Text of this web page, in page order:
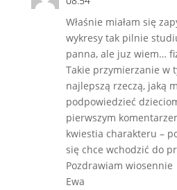
Właśnie miałam się
wykresy tak pilnie
panna, ale juz wiem…
Takie przymierzanie w
najlepszą rzeczą, jaką
podpowiedzieć
pierwszym
kwiestia charakteru –
się chce wchodzić do
Pozdrawiam wiosennie
Ewa